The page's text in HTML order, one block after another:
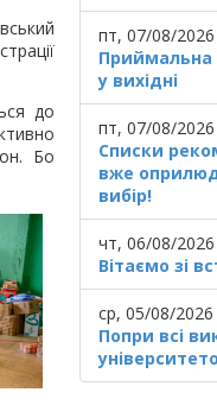
до
Бо
пт, 07/08/2026
Приймальна
у вихідні
пт, 07/08/2026
Списки
вже
вибір!
чт, 06/08/
Вітаємо зі
ср, 05/08/2026
Попри всі